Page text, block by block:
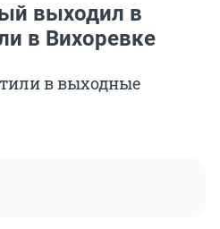
выходил в
в Вихоревке
в выходные